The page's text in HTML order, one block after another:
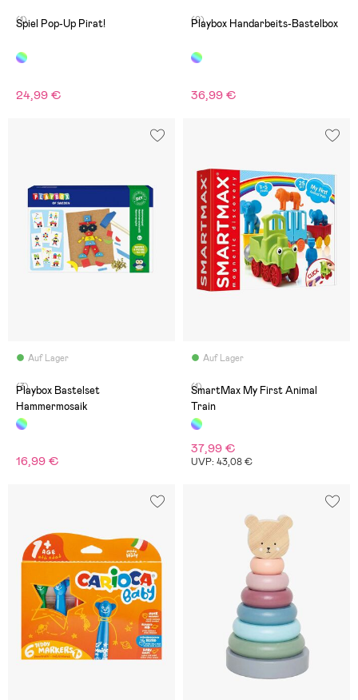
(1)
Spiel Pop-Up Pirat!
24,99 €
(0)
Playbox Handarbeits-Bastelbox
36,99 €
Auf Lager
(3)
Playbox Bastelset
Hammermosaik
16,99 €
Auf Lager
(1)
SmartMax My First Animal
Train
37,99 €
UVP: 43,08 €